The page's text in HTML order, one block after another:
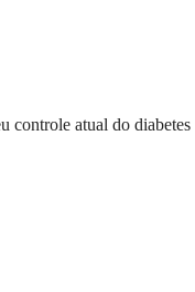
controle atual do diabetes